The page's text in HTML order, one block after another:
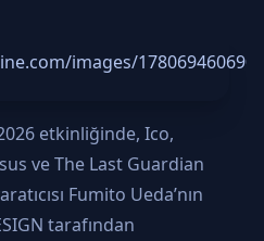
etkinliğinde, Ico,
ve The Last Guardian
Fumito Ueda’nın
tarafından